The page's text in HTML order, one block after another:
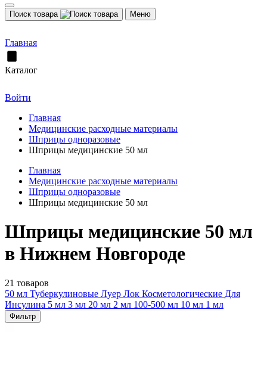
Поиск товара Меню
Главная
Каталог
Войти
Главная
Медицинские расходные материалы
Шприцы одноразовые
Шприцы медицинские 50 мл
Главная
Медицинские расходные материалы
Шприцы одноразовые
Шприцы медицинские 50 мл
Шприцы медицинские 50 мл
в Нижнем Новгороде
21 товаров
50 мл Туберкулиновые Луер Лок Косметологические Для
Инсулина 5 мл 3 мл 20 мл 2 мл 100-500 мл 10 мл 1 мл
Фильтр